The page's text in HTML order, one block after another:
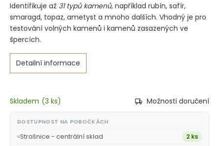
Identifikuje až 31 typů kamenů, například rubín, safír,
smaragd, topaz, ametyst a mnoho dalších. Vhodný je pro
testování volných kamenů i kamenů zasazených ve
špercích.
Detailní informace
Skladem (3 ks) Možnosti doručení
DOSTUPNOST NA POBOČKÁCH
Strašnice - centrální sklad 2 ks